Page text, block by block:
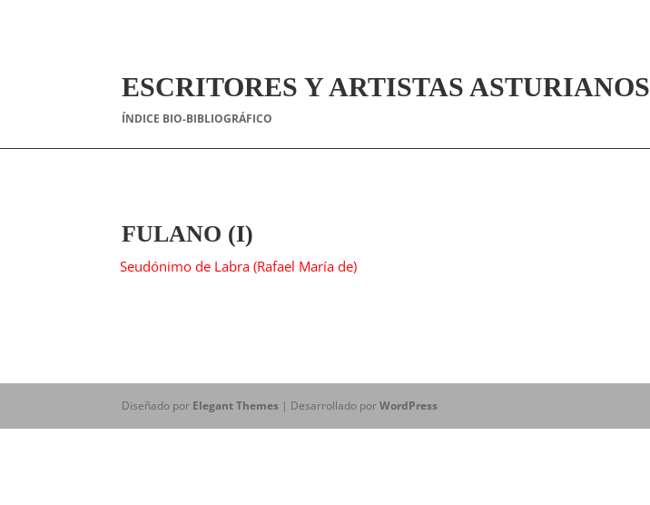
ESCRITORES Y ARTISTAS ASTURIANOS
ÍNDICE BIO-BIBLIOGRÁFICO
FULANO (I)
Seudónimo de Labra (Rafael María de)
Diseñado por Elegant Themes | Desarrollado porWordPress